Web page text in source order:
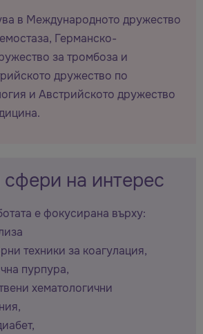
в Международното дружество
Германско-
за тромбоза и
дружество по
и Австрийското дружество
на интерес
е фокусирана върху:
техники за коагулация,
пурпура,
хематологични